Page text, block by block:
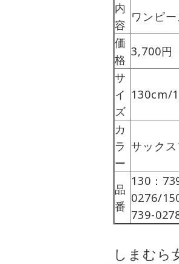
内
容
ワンピ
価
格
3,700円
サ
イ
ズ
130cm/
カ
ラ
ー
サックス
品
番
130：
0276/
739-
しまむら